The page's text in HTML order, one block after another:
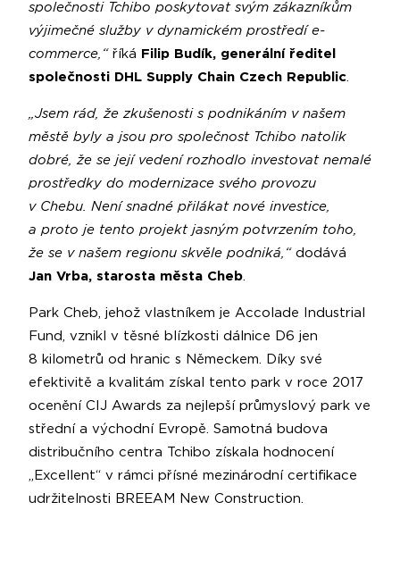
společnosti Tchibo poskytovat svým zákazníkům
výjimečné služby v dynamickém prostředí e-
commerce,“ říká Filip Budík, generální ředitel
společnosti DHL Supply Chain Czech Republic.
„Jsem rád, že zkušenosti s podnikáním v našem
městě byly a jsou pro společnost Tchibo natolik
dobré, že se její vedení rozhodlo investovat nemalé
prostředky do modernizace svého provozu
v Chebu. Není snadné přilákat nové investice,
a proto je tento projekt jasným potvrzením toho,
že se v našem regionu skvěle podniká,“ dodává
Jan Vrba, starosta města Cheb.
Park Cheb, jehož vlastníkem je Accolade Industrial
Fund, vznikl v těsné blízkosti dálnice D6 jen
8 kilometrů od hranic s Německem. Díky své
efektivitě a kvalitám získal tento park v roce 2017
ocenění CIJ Awards za nejlepší průmyslový park ve
střední a východní Evropě. Samotná budova
distribučního centra Tchibo získala hodnocení
„Excellent“ v rámci přísné mezinárodní certifikace
udržitelnosti BREEAM New Construction.